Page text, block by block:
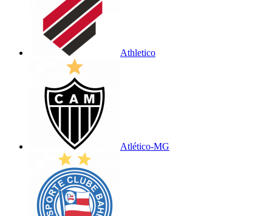
Athletico
Atlético-MG